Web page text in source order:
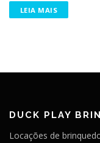
LEIA MAIS
DUCK PLAY
Locações de